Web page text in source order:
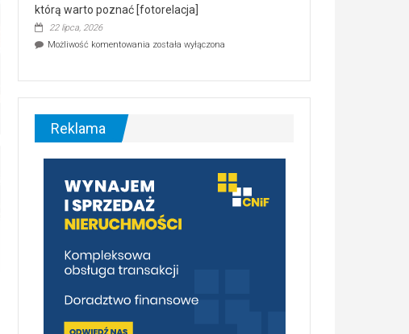
którą warto poznać [fotorelacja]
22 lipca, 2026
Możliwość komentowania Ekologiczne
–
malownicza
[fotorelacja]
została wyłączona
Reklama